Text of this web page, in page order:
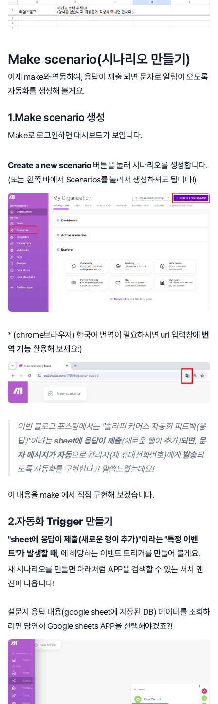
Make scenario(시나리오 만들기)
이제 make와 연동하여, 응답이 제출 되면 문자로 알림이 오도록
자동화를 생성해 볼게요.
1.Make scenario 생성
Make로 로그인하면 대시보드가 보입니다.
Create a new scenario 버튼을 눌러 시나리오를 생성합니다.
(또는 왼쪽 바에서 Scenarios를 눌러서 생성하셔도 됩니다!)
* (chrome브라우저) 한국어 번역이 필요하시면 url 입력창에 번
역 기능 활용해 보세요:)
이번 블로그 포스팅에서는 "솔라피 커머스 자동화 피드백(응
답)"이라는sheet에 응답이 제출(새로운 행이 추가)되면, 문
자 메시지가 자동으로 관리자(제 휴대전화번호)에게 발송되
도록 자동화를 구현한다고 말씀드렸는데요!
이 내용을 make 에서 직접 구현해 보겠습니다.
2.자동화Trigger 만들기
"sheet에 응답이 제출(새로운 행이 추가)"이라는 "특정 이벤
트"가 발생할 때, 에 해당하는 이벤트 트리거를 만들어 볼게요.
새 시나리오를 만들면 아래처럼 APP을 검색할 수 있는 서치 엔
진이 나옵니다!
설문지 응답 내용(google sheet에 저장된 DB) 데이터를 조회하
려면 당연히 Google sheets APP을 선택해야겠죠?!